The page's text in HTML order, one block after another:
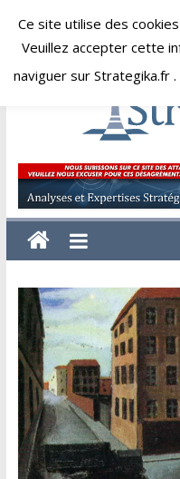
Skip
Expertise
et
Analyses
Ce site utilise des
Veuillez accepter cette
naviguer sur Strategika.fr .